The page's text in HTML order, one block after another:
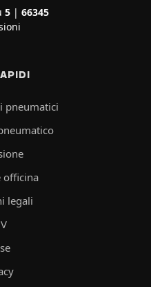
5 | 66345
pneumatici
officina
legali